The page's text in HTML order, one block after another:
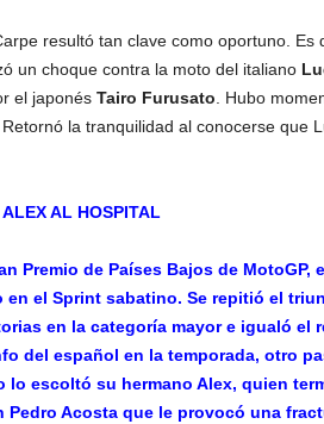
resultó tan clave como oportuno. Es
un choque contra la moto del italiano
el japonés Tairo Furusato. Hubo
la tranquilidad al conocerse que
AL HOSPITAL
Premio de Países Bajos de
en el Sprint sabatino. Se repitió el
en la categoría mayor e igualó el
del español en la temporada, otro
lo escoltó su hermano Alex, quien
Pedro Acosta que le provocó una